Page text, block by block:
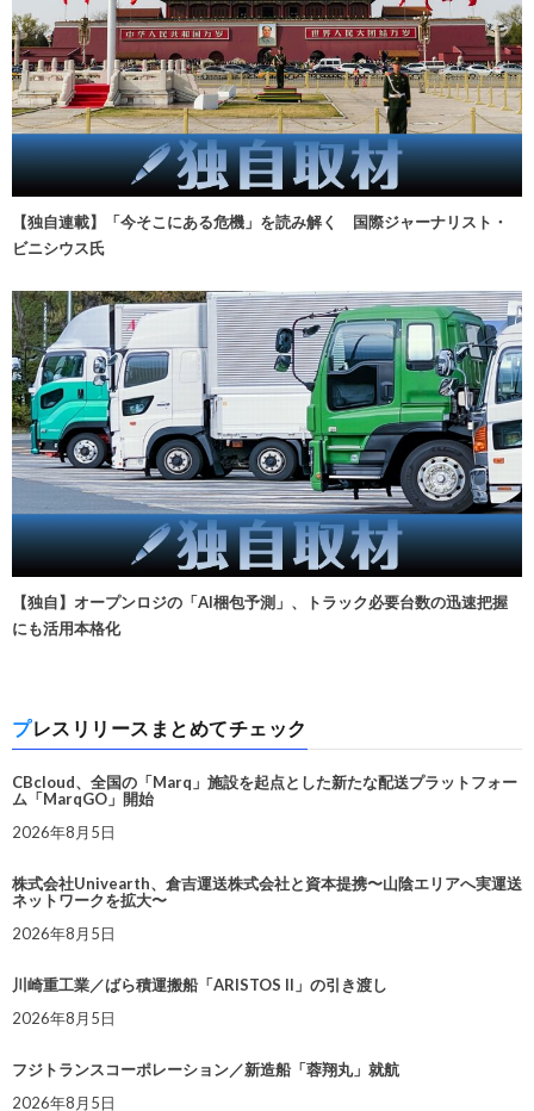
【独自連載】「今そこにある危機」を読み解く 国際ジャーナリスト・
ビニシウス氏
【独自】オープンロジの「AI梱包予測」、トラック必要台数の迅速把握
にも活用本格化
プレスリリースまとめてチェック
CBcloud、全国の「Marq」施設を起点とした新たな配送プラットフォー
ム「MarqGO」開始
2026年8月5日
株式会社Univearth、倉吉運送株式会社と資本提携〜山陰エリアへ実運送
ネットワークを拡大〜
2026年8月5日
川崎重工業／ばら積運搬船「ARISTOS II」の引き渡し
2026年8月5日
フジトランスコーポレーション／新造船「蓉翔丸」就航
2026年8月5日